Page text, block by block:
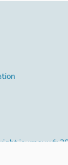
journaux.fr